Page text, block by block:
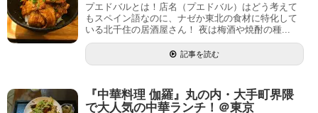
プエドバルとは！店名（プエドバル）はどう考えて
もスペイン語なのに、ナゼか東北の食材に特化して
いる北千住の居酒屋さん！ 夜は梅酒や焼酎の種...
記事を読む
『中華料理 伽羅』丸の内・大手町界隈
で大人気の中華ランチ！＠東京